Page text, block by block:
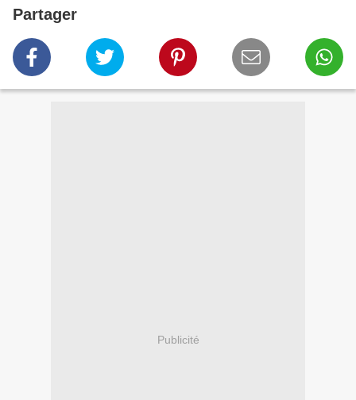
Partager
Publicité